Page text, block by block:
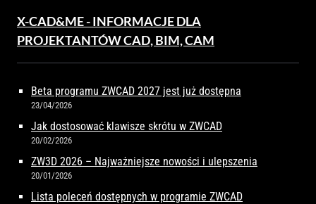
X-CAD&ME - INFORMACJE DLA
PROJEKTANTÓW CAD, BIM, CAM
Beta programu ZWCAD 2027 jest już dostępna
23/04/2026
Jak dostosować klawisze skrótu w ZWCAD
20/02/2026
ZW3D 2026 – Najważniejsze nowości i ulepszenia
20/01/2026
Lista poleceń dostępnych w programie ZWCAD